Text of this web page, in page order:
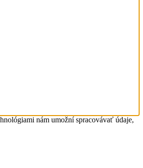
nám umožní spracovávať údaje,